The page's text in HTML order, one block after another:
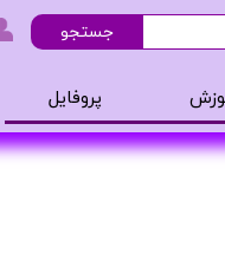
و ادکلن
پروفایل
جستجو